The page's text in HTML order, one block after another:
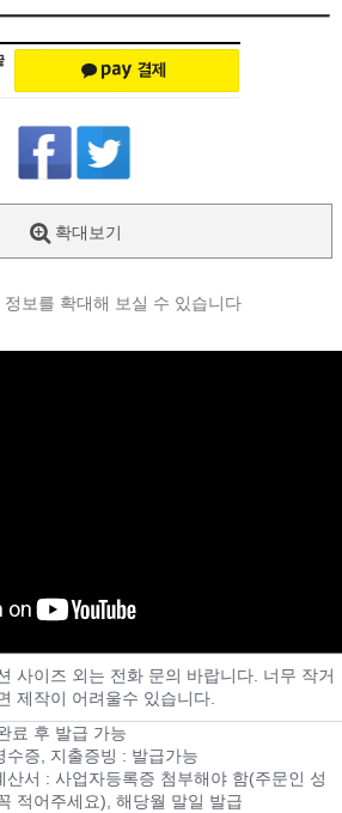
확대보기
정보를 확대해 보실 수 있습니다
사이즈 외는 전화 문의 바랍니다. 너무 작거
제작이 어려울수 있습니다.
료 후 발급 가능
수증, 지출증빙 : 발급가능
산서 : 사업자등록증 첨부해야 함(주문인 성
적어주세요), 해당월 말일 발급